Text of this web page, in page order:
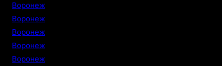
Воронеж
Воронеж
Воронеж
Воронеж
Воронеж